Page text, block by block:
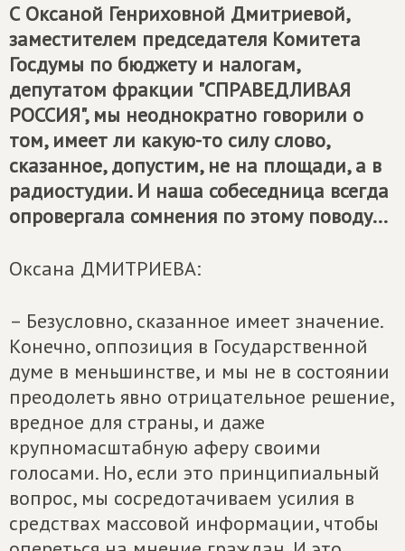
С Оксаной Генриховной Дмитриевой,
заместителем председателя Комитета
Госдумы по бюджету и налогам,
депутатом фракции "СПРАВЕДЛИВАЯ
РОССИЯ", мы неоднократно говорили о
том, имеет ли какую-то силу слово,
сказанное, допустим, не на площади, а в
радиостудии. И наша собеседница всегда
опровергала сомнения по этому поводу...
Оксана ДМИТРИЕВА:
– Безусловно, сказанное имеет значение.
Конечно, оппозиция в Государственной
думе в меньшинстве, и мы не в состоянии
преодолеть явно отрицательное решение,
вредное для страны, и даже
крупномасштабную аферу своими
голосами. Но, если это принципиальный
вопрос, мы сосредотачиваем усилия в
средствах массовой информации, чтобы